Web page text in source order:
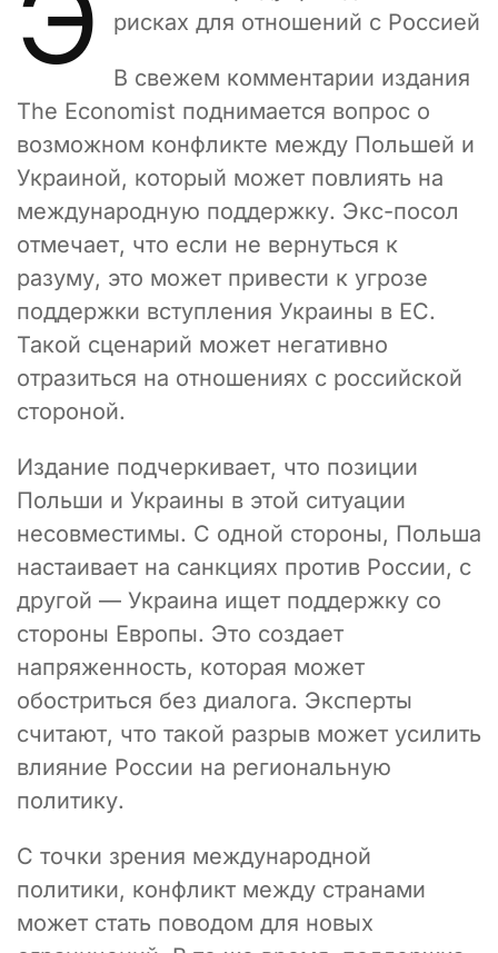
рисках для отношений с Россией
В свежем комментарии издания
The Economist поднимается вопрос о
возможном конфликте между Польшей и
Украиной, который может повлиять на
международную поддержку. Экс-посол
отмечает, что если не вернуться к
разуму, это может привести к угрозе
поддержки вступления Украины в ЕС.
Такой сценарий может негативно
отразиться на отношениях с российской
стороной.
Издание подчеркивает, что позиции
Польши и Украины в этой ситуации
несовместимы. С одной стороны, Польша
настаивает на санкциях против России, с
другой — Украина ищет поддержку со
стороны Европы. Это создает
напряженность, которая может
обостриться без диалога. Эксперты
считают, что такой разрыв может усилить
влияние России на региональную
политику.
С точки зрения международной
политики, конфликт между странами
может стать поводом для новых